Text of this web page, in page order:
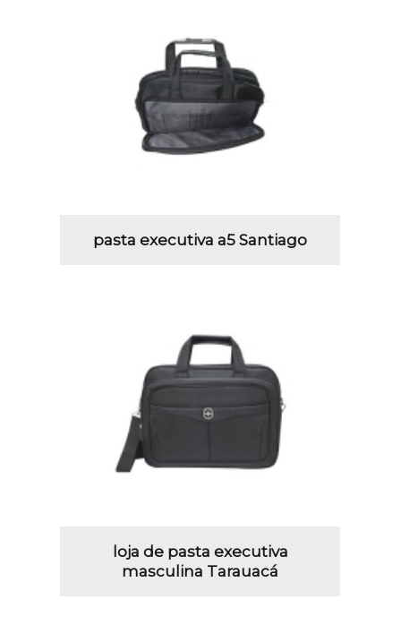
pasta executiva a5 Santiago
loja de pasta executiva
masculina Tarauacá